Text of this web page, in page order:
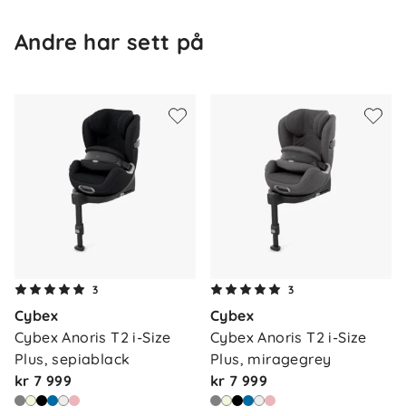
Andre har sett på
3
Cybex
Cybex Anoris T2 i-Size
Plus, sepiablack
kr 7 999
3
Cybex
Cybex Anoris T2 i-Size
Plus, miragegrey
kr 7 999
Om oss
Våre butikker
Vårt samfunnsansvar
Jobbe i Barnas Hus
Kontakt oss
Frakt og levering
Retur og reklamasjon
Salgsbetingelser